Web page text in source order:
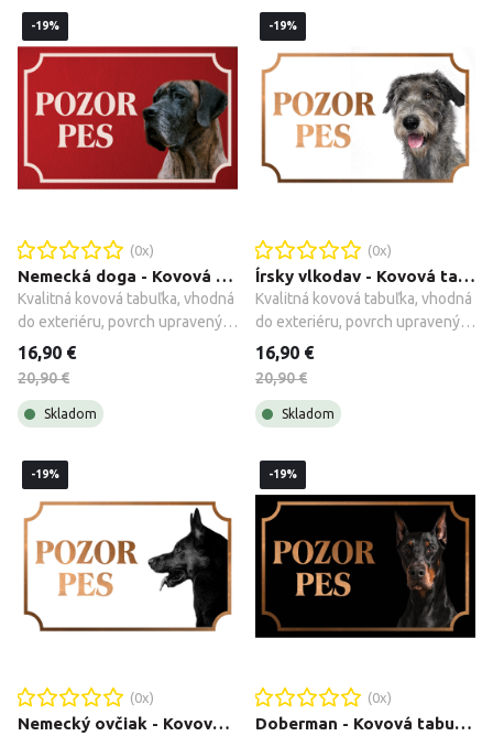
-19%
(0x)
Nemecká doga - Kovová tabuľka POZOR PES
Kvalitná kovová tabuľka, vhodná
do exteriéru, povrch upravený
galvanizáciou + montážne
príslušenstvo.
16,90 €
20,90 €
Skladom
-19%
(0x)
Írsky vlkodav - Kovová tabuľka POZOR PES
Kvalitná kovová tabuľka, vhodná
do exteriéru, povrch upravený
galvanizáciou + montážne
príslušenstvo.
16,90 €
20,90 €
Skladom
-19%
(0x)
Nemecký ovčiak - Kovová tabuľka POZOR PES
-19%
(0x)
Doberman - Kovová tabuľka POZOR PES